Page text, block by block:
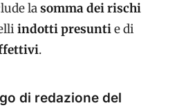
lasomma dei rischi
indotti presuntie di
.
di redazione del